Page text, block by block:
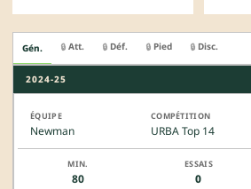
Gén. 🔒 Att. 🔒 Déf. 🔒 Pied 🔒 Disc.
2024-25
Newman URBA Top 14
80 0